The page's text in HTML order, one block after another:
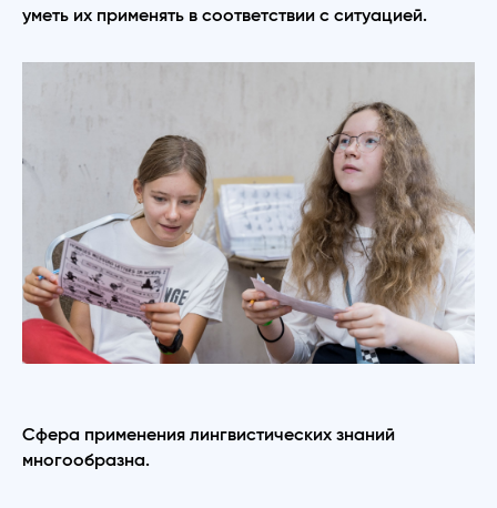
уметь их применять в соответствии с ситуацией.
Сфера применения лингвистических знаний
многообразна.